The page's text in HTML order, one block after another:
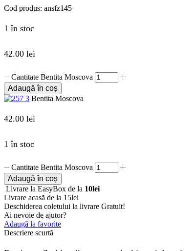
Cod produs: ansfz145
1 în stoc
42.00 lei
Cantitate Bentita Moscova
Adaugă în coș
Bentita Moscova
42.00 lei
1 în stoc
Cantitate Bentita Moscova
Adaugă în coș
Livrare la EasyBox de la 10lei
Livrare acasă de la 15lei
Deschiderea coletului la livrare Gratuit!
Ai nevoie de ajutor?
Adaugă la favorite
Descriere scurtă